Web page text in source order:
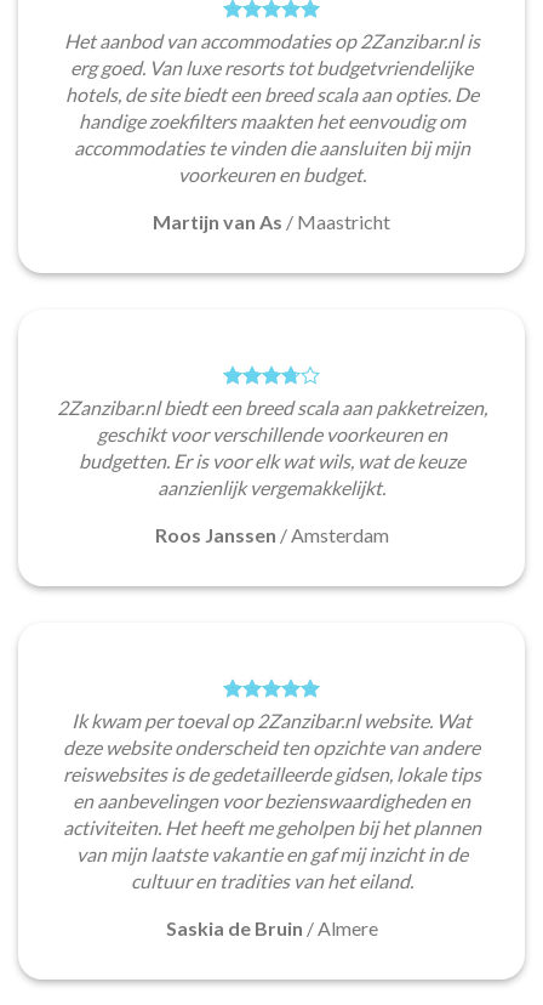
Het aanbod van accommodaties op 2Zanzibar.nl is
erg goed. Van luxe resorts tot budgetvriendelijke
hotels, de site biedt een breed scala aan opties. De
handige zoekfilters maakten het eenvoudig om
accommodaties te vinden die aansluiten bij mijn
voorkeuren en budget.
Martijn van As / Maastricht
2Zanzibar.nl biedt een breed scala aan pakketreizen,
geschikt voor verschillende voorkeuren en
budgetten. Er is voor elk wat wils, wat de keuze
aanzienlijk vergemakkelijkt.
Roos Janssen /Amsterdam
Ik kwam per toeval op 2Zanzibar.nl website. Wat
deze website onderscheid ten opzichte van andere
reiswebsites is de gedetailleerde gidsen, lokale tips
en aanbevelingen voor bezienswaardigheden en
activiteiten. Het heeft me geholpen bij het plannen
van mijn laatste vakantie en gaf mij inzicht in de
cultuur en tradities van het eiland.
Saskia de Bruin /Almere